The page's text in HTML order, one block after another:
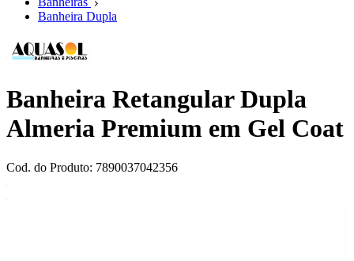
Banheira Dupla
Banheira Retangular Dupla
Almeria Premium em Gel Coat
Cod. do Produto: 7890037042356